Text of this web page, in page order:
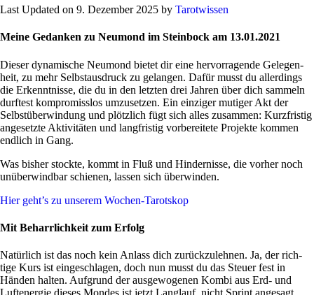
Last Updated on 9. Dezember 2025 by Tarot­wissen
Meine Gedanken zu Neumond im Steinbock am 13.01.2021
Dieser dyna­mi­sche Neu­mond bietet dir eine her­vor­ra­gende Gele­gen­
heit, zu mehr Selbst­aus­druck zu gelangen. Dafür musst du aller­dings
die Erkennt­nisse, die du in den letzten drei Jahren über dich sam­meln
durf­test kom­pro­misslos umzu­setzen. Ein ein­ziger mutiger Akt der
Selbst­über­win­dung und plötz­lich fügt sich alles zusammen: Kurz­fri­stig
ange­setzte Akti­vi­täten und lang­fri­stig vor­be­rei­tete Pro­jekte kommen
end­lich in Gang.
Was bisher stockte, kommt in Fluß und Hin­der­nisse, die vorher noch
unüber­windbar schienen, lassen sich überwinden.
Hier geht’s zu unserem Wochen-Tarotskop
Mit Beharrlichkeit zum Erfolg
Natür­lich ist das noch kein Anlass dich zurück­zu­lehnen. Ja, der rich­
tige Kurs ist ein­ge­schlagen, doch nun musst du das Steuer fest in
Händen halten. Auf­grund der aus­ge­wo­genen Kombi aus Erd- und
Luft­energie dieses Mondes ist jetzt Lang­lauf, nicht Sprint ange­sagt.